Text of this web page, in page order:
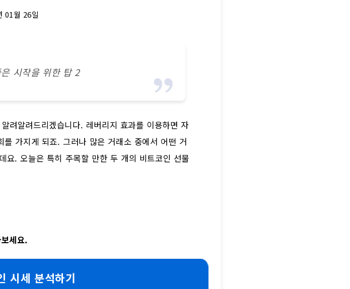
01월 26일
시작을 위한 탑 2
려알려드리겠습니다. 레버리지 효과를 이용하면 자
가지게 되죠. 그러나 많은 거래소 중에서 어떤 거
요. 오늘은 특히 주목할 만한 두 개의 비트코인 선물
세요.
시세 분석하기